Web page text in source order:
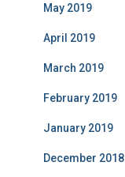
May 2019
April 2019
March 2019
February 2019
January 2019
December 2018